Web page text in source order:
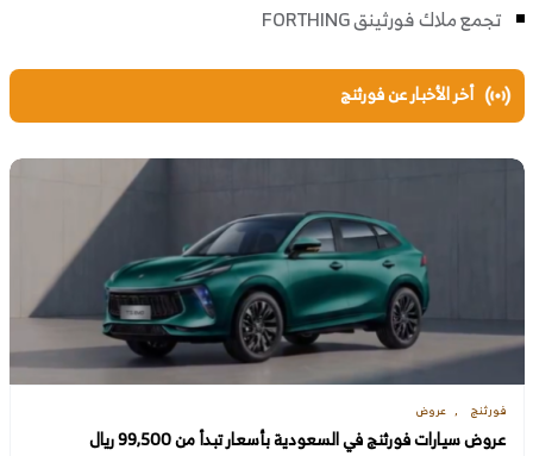
تجمع ملاك فورثينق FORTHING
أخر الأخبار عن فورثنج
فورثنج عروض
عروض سيارات فورثنج في السعودية بأسعار تبدأ من 99,500 ريال